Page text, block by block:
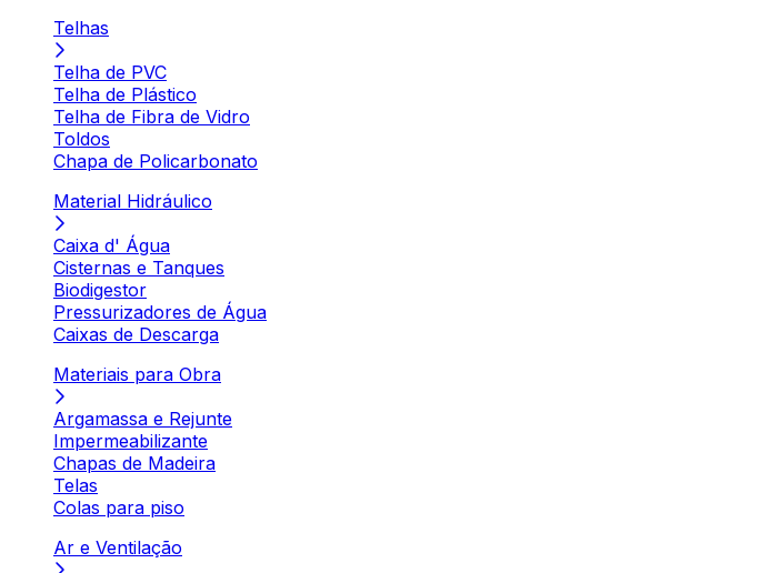
Telhas
Telha de PVC
Telha de Plástico
Telha de Fibra de Vidro
Toldos
Chapa de Policarbonato
Material Hidráulico
Caixa d' Água
Cisternas e Tanques
Biodigestor
Pressurizadores de Água
Caixas de Descarga
Materiais para Obra
Argamassa e Rejunte
Impermeabilizante
Chapas de Madeira
Telas
Colas para piso
Ar e Ventilação